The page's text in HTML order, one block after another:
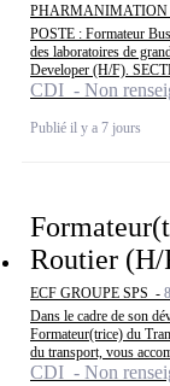
POSTE : Formateur
des laboratoires de
Developer (H/F).
CDI - Non
Publié il y a 7 jours
Routier (H/
ECF GROUPE SPS -
Dans le cadre de son
Formateur(trice) du
du transport, vous
CDI - Non